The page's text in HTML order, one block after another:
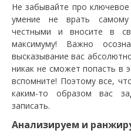
Не забывайте про
умение не врать
честными и вносите в
максимуму! Важно
высказывание вас
никак не сможет попасть в
вспомните! Поэтому все,
каким-то образом вас
записать.
Анализируем и